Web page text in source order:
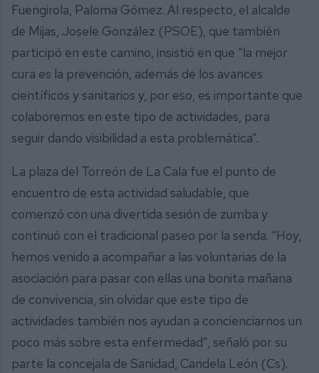
Fuengirola, Paloma Gómez. Al respecto, el alcalde
de Mijas, Josele González (PSOE), que también
participó en este camino, insistió en que “la mejor
cura es la prevención, además de los avances
científicos y sanitarios y, por eso, es importante que
colaboremos en este tipo de actividades, para
seguir dando visibilidad a esta problemática”.
La plaza del Torreón de La Cala fue el punto de
encuentro de esta actividad saludable, que
comenzó con una divertida sesión de zumba y
continuó con el tradicional paseo por la senda. “Hoy,
hemos venido a acompañar a las voluntarias de la
asociación para pasar con ellas una bonita mañana
de convivencia, sin olvidar que este tipo de
actividades también nos ayudan a concienciarnos un
poco más sobre esta enfermedad”, señaló por su
parte la concejala de Sanidad, Candela León (Cs).